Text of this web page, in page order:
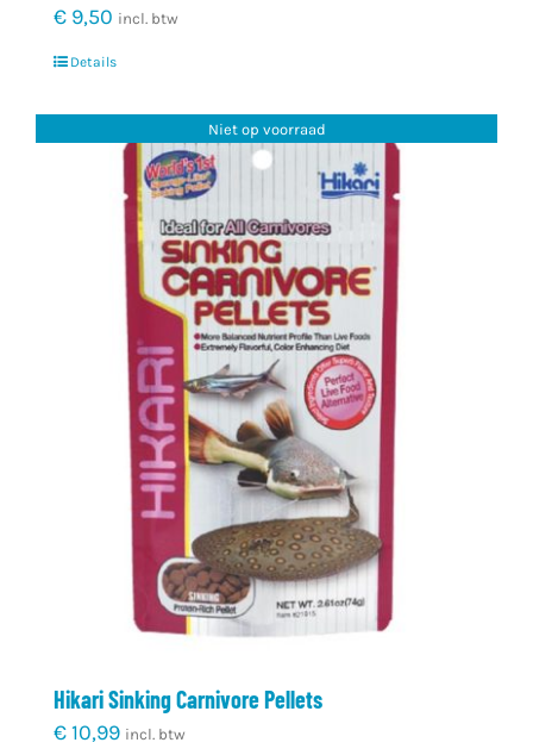
€ 9,50 incl. btw
Details
Niet op voorraad
Hikari Sinking Carnivore Pellets
€10,99 incl. btw